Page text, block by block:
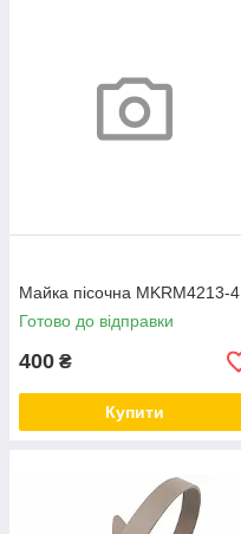
Майка пісочна MKRM4213-4
Готово до відправки
400 ₴
Купити